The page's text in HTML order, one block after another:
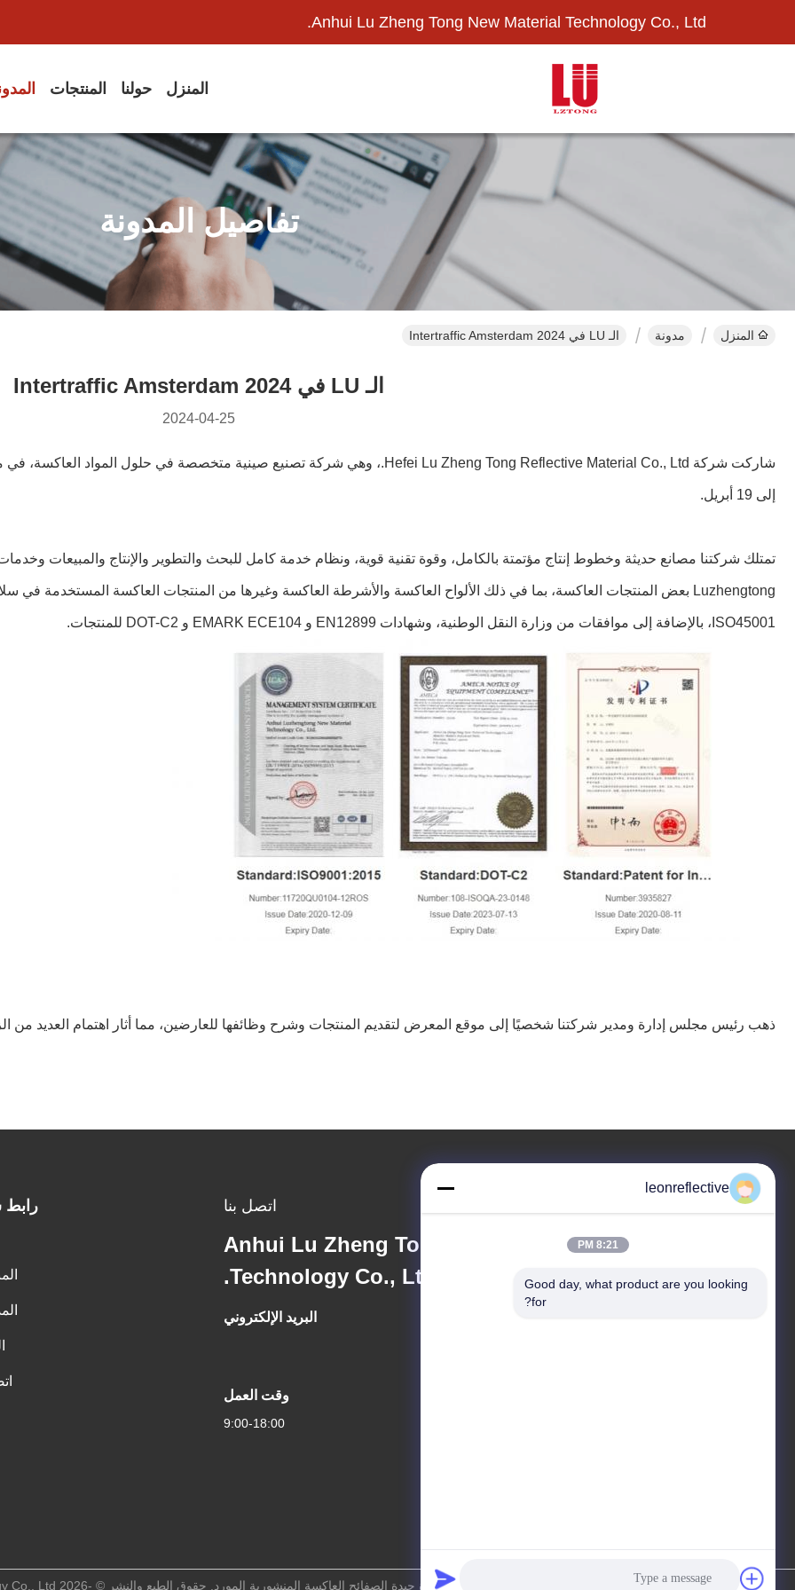
Anhui Lu Zheng Tong New Material Technology Co., Ltd.
المنزل حولنا المنتجات
تفاصيل المدونة
المنزل مدونة الـ LU في Intertraffic Amsterdam 2024
الـ LU في Intertraffic Amsterdam 2024
2024-04-25
إلى 19 أبريل.
ISO45001، بالإضافة إلى موافقات من وزارة النقل الوطنية، وشهادات EN12899 و EMARK ECE104 و DOT-C2 للمنتجات.
ذهب رئيس مجلس إدارة ومدير شركتنا شخصيًا إلى موقع المعرض لتقديم المنتجات وشرح وظائفها للعارضين، مما أثار اهتمام العديد من
اتصل بنا
Anhui Lu Zheng Tong New Material
Technology Co., Ltd.
البريد الإلكتروني
وقت العمل
9:00-18:00
رابط
سياسة الخصوصية|خريطة الموقع الصين جودة جيدة الصفائح العاكسة المنشورية المورد. حقوق الطبع والنشر © -2026 Anhui Lu Zheng Tong New Material Technology Co., Ltd. جميع الحقوق محفوظة
leonreflective
8:21 PM
Good day, what product are you looking
for?